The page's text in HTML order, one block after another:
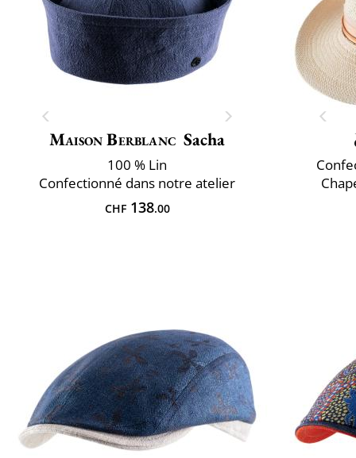
Maison Berblanc Sacha
100 % Lin
Confectionné dans notre atelier
CHF138.00